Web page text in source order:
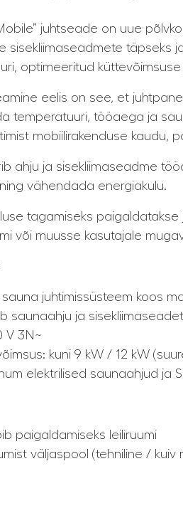
juhtseade on uue
sisekliimaseadmete täpseks
optimeeritud
eelis on see, et
temperatuuri, tööaega ja
mobiilirakenduse kaudu,
ahju ja sisekliimaseadme
vähendada energiakulu.
tagamiseks paigaldatakse
või muusse kasutajale
juhtimissüsteem koos
saunaahju ja sisekliimaseadet
V 3N~
kuni 9 kW / 12 kW
elektrilised saunaahjud ja
paigaldamiseks leiliruumi
väljaspool (tehniline / kuiv